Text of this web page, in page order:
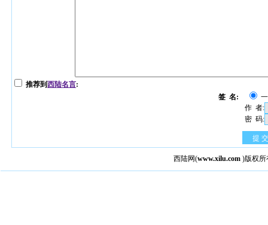
推荐到西陆名言:
签 名:
作 者:
密 码:
提 交
西陆网(www.xilu.com )版权